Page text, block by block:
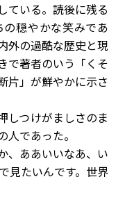
ている。読後に残る
穏やかな笑みであ
外の過酷な歴史と現
で著者のいう「くそ
片」が鮮やかに示さ
しつけがましさのま
であった。
、ああいいなあ、い
見たいんです。世界